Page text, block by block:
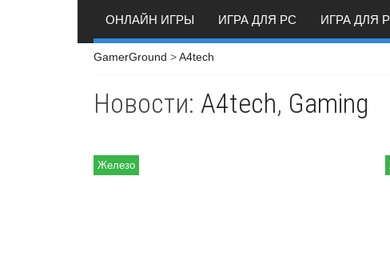
ОНЛАЙН ИГРЫ ИГРА ДЛЯ PC ИГРА ДЛЯ
GamerGround >A4tech
Новости: A4tech, Gaming
Железо